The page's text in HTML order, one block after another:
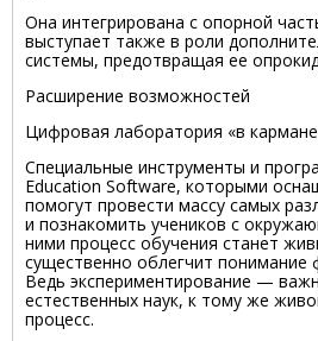
Она интегрирована с опорной
выступает также в роли
системы, предотвращая ее
Расширение возможностей
Цифровая лаборатория «в
Специальные инструменты и
Education Software, которыми
помогут провести массу самых
и познакомить учеников с
ними процесс обучения станет
существенно облегчит понимание
Ведь экспериментирование —
естественных наук, к тому же
процесс.